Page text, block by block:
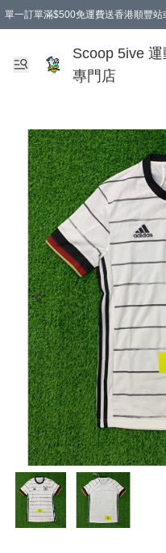
單一訂單滿$500免運費送香港順豐
Scoop 5ive
專門店